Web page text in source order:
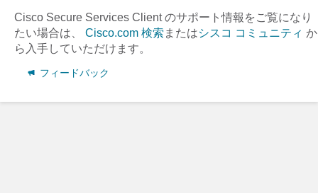
Cisco Secure Services Clientのサポート情報をご覧になり
たい場合は、 Cisco.com 検索 またはシスコ コミュニティ か
ら入手していただけます。
フィードバック